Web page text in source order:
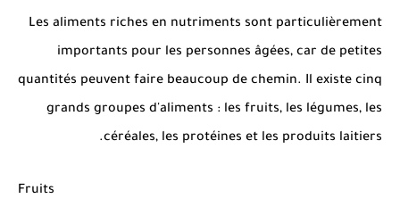
Les aliments riches en nutriments sont particulièrement
importants pour les personnes âgées, car de petites
quantités peuvent faire beaucoup de chemin. Il existe cinq
grands groupes d'aliments : les fruits, les légumes, les
céréales, les protéines et les produits laitiers.
Fruits